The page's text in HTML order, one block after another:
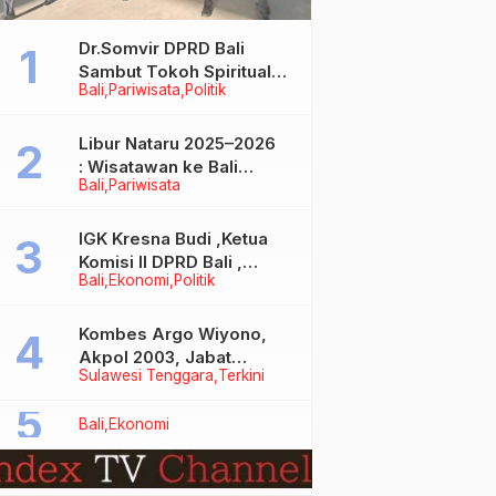
Bali Pariwisata Politik
Dr.Somvir DPRD Bali
Sambut Tokoh Spiritual
India Baba Bageshwar
Bali Pariwisata
Libur Nataru 2025–2026
: Wisatawan ke Bali
Meningkat, Isu Penurunan
Bali Ekonomi Politik
IGK Kresna Budi ,Ketua
Komisi II DPRD Bali ,
Angkat Bicara Soal
Bersubsidi Jenis Solar
Sulawesi Tenggara Terkini
Kombes Argo Wiyono,
Akpol 2003, Jabat
Dirlantas Polda Sultra
Bali Ekonomi